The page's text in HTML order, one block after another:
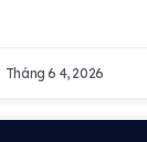
Tháng 6 4, 2026